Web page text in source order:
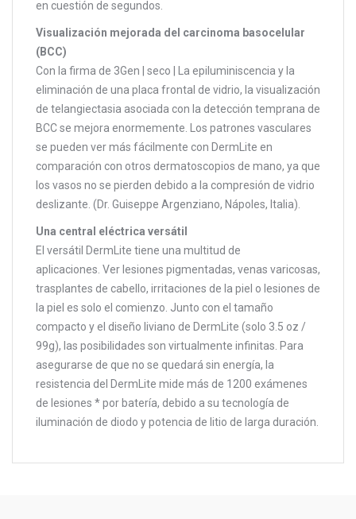
en cuestión de segundos.
Visualización mejorada del carcinoma basocelular
(BCC)
Con la firma de 3Gen | seco | La epiluminiscencia y la
eliminación de una placa frontal de vidrio, la visualización
de telangiectasia asociada con la detección temprana de
BCC se mejora enormemente. Los patrones vasculares
se pueden ver más fácilmente con DermLite en
comparación con otros dermatoscopios de mano, ya que
los vasos no se pierden debido a la compresión de vidrio
deslizante. (Dr. Guiseppe Argenziano, Nápoles, Italia).
Una central eléctrica versátil
El versátil DermLite tiene una multitud de
aplicaciones. Ver lesiones pigmentadas, venas varicosas,
trasplantes de cabello, irritaciones de la piel o lesiones de
la piel es solo el comienzo. Junto con el tamaño
compacto y el diseño liviano de DermLite (solo 3.5 oz /
99g), las posibilidades son virtualmente infinitas. Para
asegurarse de que no se quedará sin energía, la
resistencia del DermLite mide más de 1200 exámenes
de lesiones * por batería, debido a su tecnología de
iluminación de diodo y potencia de litio de larga duración.